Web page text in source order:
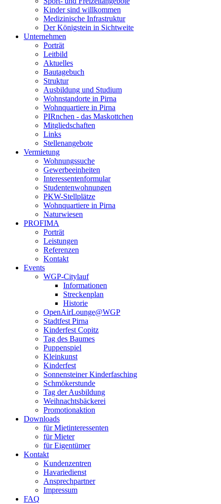
Kinder sind willkommen
Medizinische Infrastruktur
Der Königstein in Sichtweite
Unternehmen
Porträt
Leitbild
Aktuelles
Bautagebuch
Struktur
Ausbildung und Studium
Wohnstandorte in Pirna
Wohnquartiere in Pirna
PIRnchen - das Maskottchen
Mitgliedschaften
Links
Stellenangebote
Vermietung
Wohnungssuche
Gewerbeeinheiten
Interessentenformular
Studentenwohnungen
PKW-Stellplätze
Wohnquartiere in Pirna
Naturwiesen
PROFIMA
Porträt
Leistungen
Referenzen
Kontakt
Events
WGP-Citylauf
Informationen
Streckenplan
Historie
OpenAirLounge@WGP
Stadtfest Pirna
Kinderfest Copitz
Tag des Baumes
Puppenspiel
Kleinkunst
Kinderfest
Sonnensteiner Kinderfasching
Schmökerstunde
Tag der Ausbildung
Weihnachtsbäckerei
Promotionaktion
Downloads
für Mietinteressenten
für Mieter
für Eigentümer
Kontakt
Kundenzentren
Havariedienst
Ansprechpartner
Impressum
FAQ